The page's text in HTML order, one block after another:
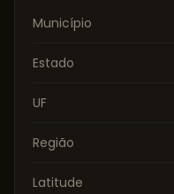
Município
Estado
UF
Região
Latitude